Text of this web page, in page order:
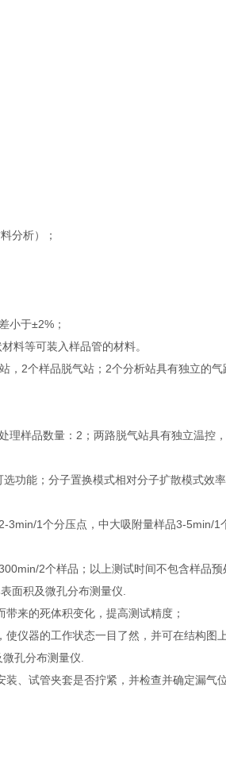
分析）；
小于±2%；
料等可装入样品管的材料。
，2个样品脱气站；2个分析站具有独立的
理样品数量：2；两路脱气站具有独立温控
功能；分子置换模式相对分子扩散模式效
3min/1个分压点，中大吸附量样品3-5min/1
2个样品；以上测试时间不包含样品预
面积及微孔分布测量仪.
来的死体积变化，提高测试精度；
仪器的工作状态一目了然，并可在结构图
孔分布测量仪.
、试管夹套是否拧紧，并检查并确定漏气